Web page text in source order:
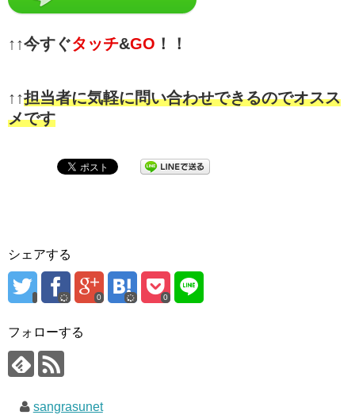
↑↑今すぐタッチ&GO ！！
↑↑担当者に気軽に問い合わせできるのでオスス
メです
シェアする
0 0
フォローする
sangrasunet